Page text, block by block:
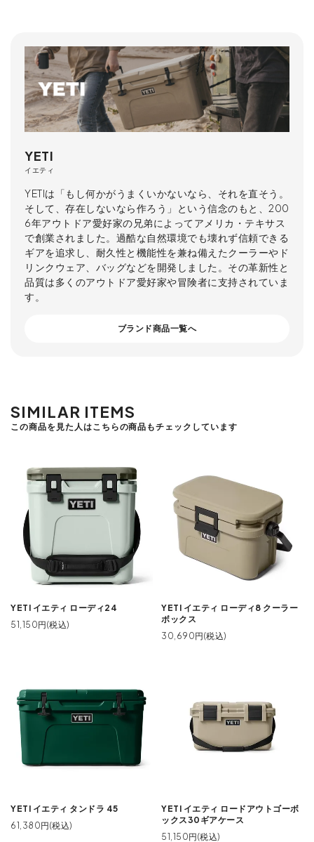
YETI
イエティ
YETIは「もし何かがうまくいかないなら、それを直そう。
そして、存在しないなら作ろう」という信念のもと、200
6年アウトドア愛好家の兄弟によってアメリカ・テキサス
で創業されました。過酷な自然環境でも壊れず信頼できる
ギアを追求し、耐久性と機能性を兼ね備えたクーラーやド
リンクウェア、バッグなどを開発しました。その革新性と
品質は多くのアウトドア愛好家や冒険者に支持されていま
す。
ブランド商品一覧へ
SIMILAR ITEMS
この商品を見た人はこちらの商品もチェックしています
YETI イエティ ローディ24
51,150円(税込)
YETI イエティ ローディ8 クーラー
ボックス
30,690円(税込)
YETI イエティ タンドラ 45
61,380円(税込)
YETI イエティ ロードアウトゴーボ
ックス30ギアケース
51,150円(税込)